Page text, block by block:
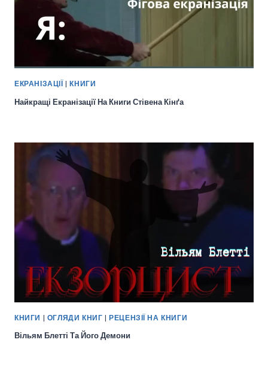
ЕКРАНІЗАЦІЇ |КНИГИ
Найкращі Екранізації На Книги Стівена Кінґа
КНИГИ | ОГЛЯДИ КНИГ |РЕЦЕНЗІЇ НА КНИГИ
Вільям Блетті Та Його Демони